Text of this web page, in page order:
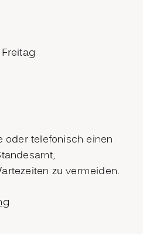
oder telefonisch einen
zu vermeiden.